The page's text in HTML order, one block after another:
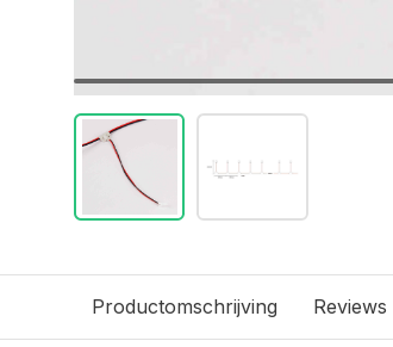
Productomschrijving Reviews